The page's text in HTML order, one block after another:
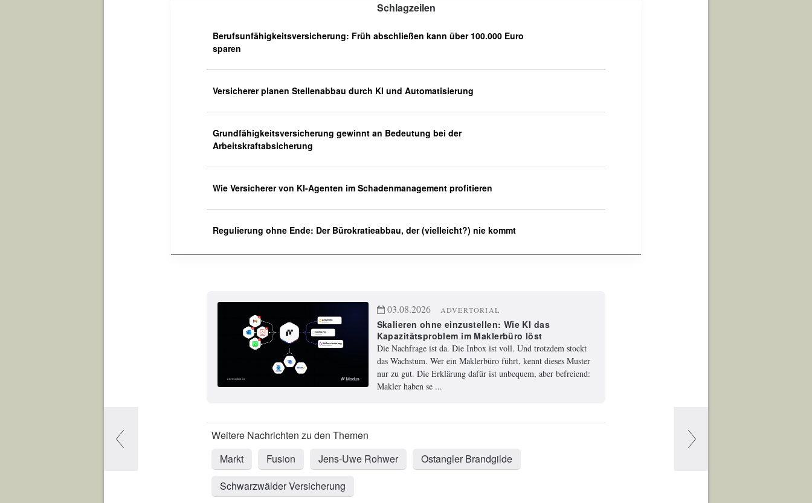
Schlagzeilen
Berufsunfähigkeitsversicherung: Früh abschließen kann über 100.000 Euro
sparen
Versicherer planen Stellenabbau durch KI und Automatisierung
Grundfähigkeitsversicherung gewinnt an Bedeutung bei der
Arbeitskraftabsicherung
Wie Versicherer von KI-Agenten im Schadenmanagement profitieren
Regulierung ohne Ende: Der Bürokratieabbau, der (vielleicht?) nie kommt
03.08.2026 ADVERTORIAL
Skalieren ohne einzustellen: Wie KI das
Kapazitätsproblem im Maklerbüro löst
Die Nachfrage ist da. Die Inbox ist voll. Und trotzdem stockt
das Wachstum. Wer ein Maklerbüro führt, kennt dieses Muster
nur zu gut. Die Erklärung dafür ist unbequem, aber befreiend:
Makler haben se ...
Markt Fusion Jens-Uwe Rohwer
Ostangler Brandgilde
Schwarzwälder Versicherung